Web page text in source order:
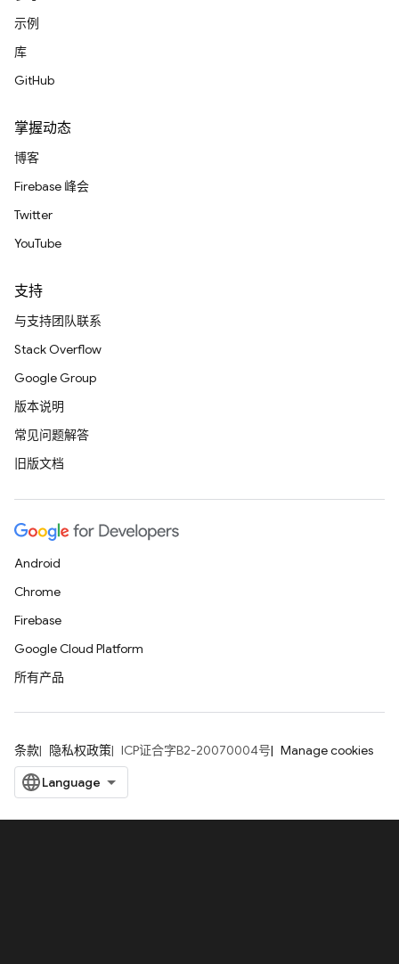
示例
库
GitHub
掌握动态
博客
Firebase 峰会
Twitter
YouTube
支持
与支持团队联系
Stack Overflow
Google Group
版本说明
常见问题解答
旧版文档
Android
Chrome
Firebase
Google Cloud Platform
所有产品
条款 隐私权政策 ICP证合字B2-20070004号 Manage cookies